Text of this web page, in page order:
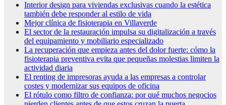
Interior design para viviendas exclusivas cuando la estética
también debe responder al estilo de vida
Mejor clínica de fisioterapia en Villaverde
El sector de la restauración impulsa su digitalización a través
del equipamiento y mobiliario especializado
La recuperación que empieza antes del dolor fuerte: cómo la
fisioterapia preventiva evita que pequeñas molestias limiten la
actividad diaria
El renting de impresoras ayuda a las empresas a controlar
costes y modernizar sus equipos de oficina
El rótulo como filtro de confianza: por qué muchos negocios